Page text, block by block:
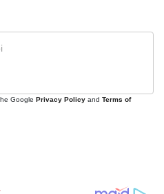
Google Privacy Policy and Terms of